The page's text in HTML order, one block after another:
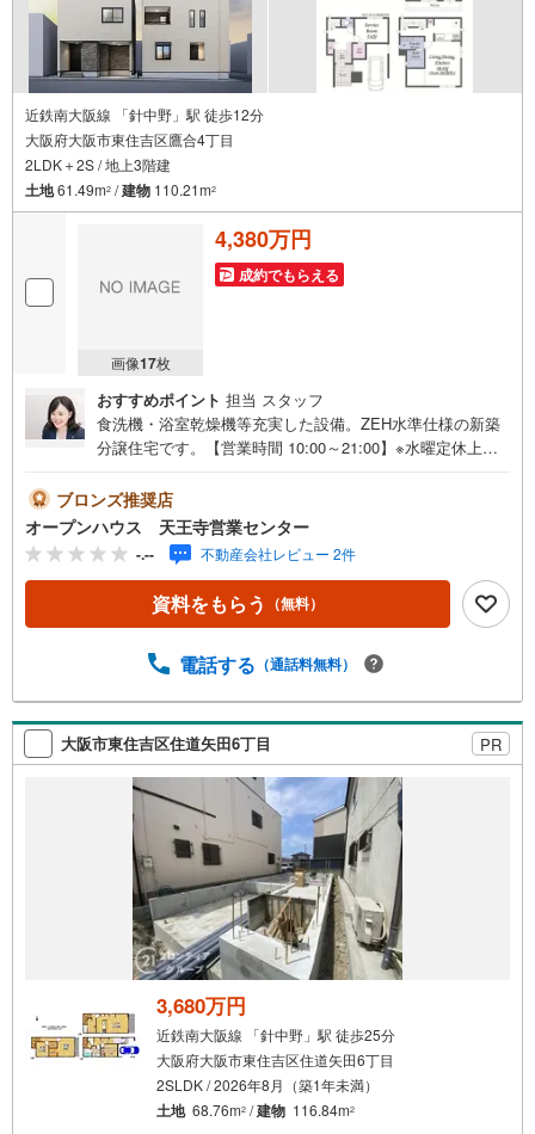
近鉄南大阪線 「針中野」駅 徒歩12分
大阪府大阪市東住吉区鷹合4丁目
2LDK＋2S / 地上3階建
土地61.49m2 /建物 110.21m2
画像17枚
4,380万円
成約でもらえる
おすすめポイント 担当 スタッフ
食洗機・浴室乾燥機等充実した設備。ZEH水準仕様の新築
分譲住宅です。【営業時間 10:00～21:00】※水曜定休上記
にご連絡ください！現地を見学される場合は「室内・現地
を見学する（無料）」ボタンよりご希望の日時をご記入い
ただけますとスムーズにご案内が可能です。◎現地のご案
内について・平日や夜遅い時間帯もご案内が可能 ※定休日
を除く・経験豊富なスタッフが物件詳細を丁寧にご説明い
たします。・車でご自宅や最寄り駅等、ご指定の場所まで
個別FP相談会 無料物件のご紹介だけでなく住宅ローン・
方も大歓迎です！年間8000棟以上の限定物件を発表してい
るオープンハウスだから出会える物件が多数ございます。
ぜひお気軽にご連絡・ご相談ください！※限定物件:当社の
み、もしくは当社を含めた数社でのみご紹介可能なオープ
ンハウス・ディベロップメントの物件
ブロンズ推奨店
オープンハウス 天王寺営業センター
-.-- 不動産会社レビュー 2件
資料をもらう （無料）
電話する （通話料無料）
大阪市東住吉区住道矢田6丁目 PR
3,680万円
近鉄南大阪線 「針中野」駅 徒歩25分
大阪府大阪市東住吉区住道矢田6丁目
2SLDK / 2026年8月（築1年未満）
土地 68.76m2 /建物 116.84m2